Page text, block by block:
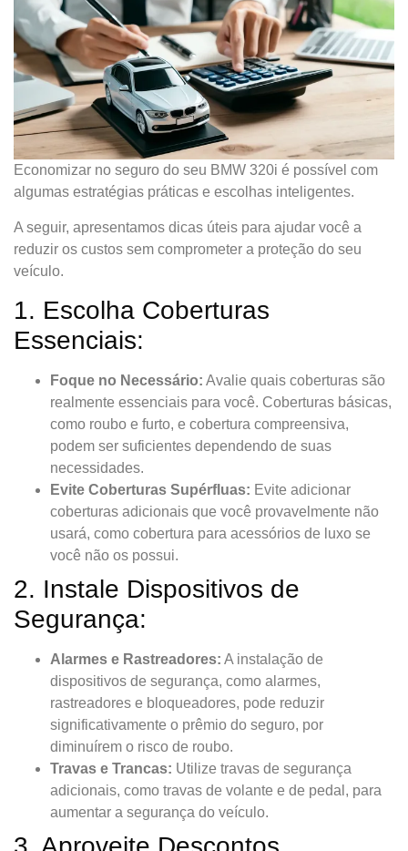
Economizar no seguro do seu BMW 320i é possível com
algumas estratégias práticas e escolhas inteligentes.
A seguir, apresentamos dicas úteis para ajudar você a
reduzir os custos sem comprometer a proteção do seu
veículo.
1. Escolha Coberturas
Essenciais:
Foque no Necessário: Avalie quais coberturas são
realmente essenciais para você. Coberturas básicas,
como roubo e furto, e cobertura compreensiva,
podem ser suficientes dependendo de suas
necessidades.
Evite Coberturas Supérfluas: Evite adicionar
coberturas adicionais que você provavelmente não
usará, como cobertura para acessórios de luxo se
você não os possui.
2. Instale Dispositivos de
Segurança:
Alarmes e Rastreadores: A instalação de
dispositivos de segurança, como alarmes,
rastreadores e bloqueadores, pode reduzir
significativamente o prêmio do seguro, por
diminuírem o risco de roubo.
Travas e Trancas: Utilize travas de segurança
adicionais, como travas de volante e de pedal, para
aumentar a segurança do veículo.